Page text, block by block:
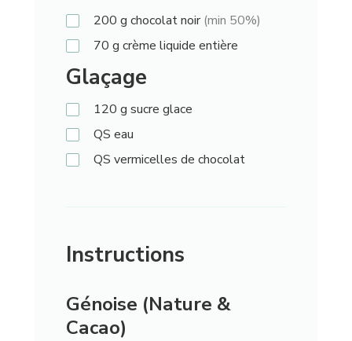
200 g chocolat noir(min 50%)
70 g crème liquide entière
Glaçage
120 g sucre glace
QS eau
QS vermicelles de chocolat
Instructions
Génoise (Nature &
Cacao)